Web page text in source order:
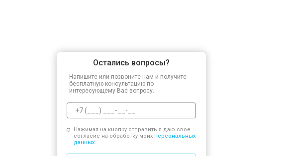
Остались вопросы?
Напишите или позвоните нам и получите
бесплатную консультацию по
интересующему Вас вопросу.
Нажимая на кнопку отправить я даю свое
согласие на обработку моих персональных
данных.